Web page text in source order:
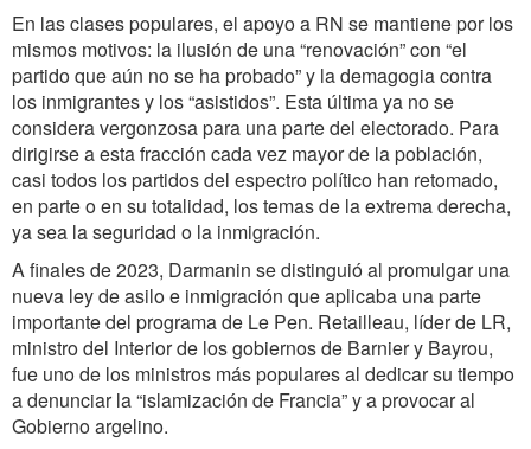
En las clases populares, el apoyo a RN se mantiene por los
mismos motivos: la ilusión de una “renovación” con “el
partido que aún no se ha probado” y la demagogia contra
los inmigrantes y los “asistidos”. Esta última ya no se
considera vergonzosa para una parte del electorado. Para
dirigirse a esta fracción cada vez mayor de la población,
casi todos los partidos del espectro político han retomado,
en parte o en su totalidad, los temas de la extrema derecha,
ya sea la seguridad o la inmigración.
A finales de 2023, Darmanin se distinguió al promulgar una
nueva ley de asilo e inmigración que aplicaba una parte
importante del programa de Le Pen. Retailleau, líder de LR,
ministro del Interior de los gobiernos de Barnier y Bayrou,
fue uno de los ministros más populares al dedicar su tiempo
a denunciar la “islamización de Francia” y a provocar al
Gobierno argelino.